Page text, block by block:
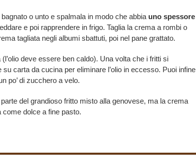
o unto e spalmala in modo che abbia uno spessore
e poi rapprendere in frigo. Taglia la crema a rombi o
tagliata negli albumi sbattuti, poi nel pane grattato.
deve essere ben caldo). Una volta che i fritti si
carta da cucina per eliminare l’olio in eccesso. Puoi infine
po’ di zucchero a velo.
del grandioso fritto misto alla genovese, ma la crema
dolce a fine pasto.